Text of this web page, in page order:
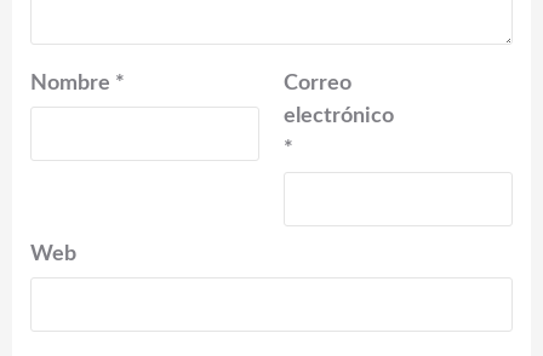
Nombre *
Correo
electrónico
*
Web